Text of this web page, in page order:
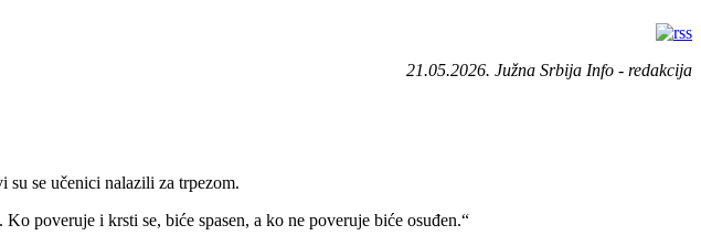
21.05.2026. Južna Srbija Info - redakcija
su se učenici nalazili za trpezom.
poveruje i krsti se, biće spasen, a ko ne poveruje biće osuđen.“